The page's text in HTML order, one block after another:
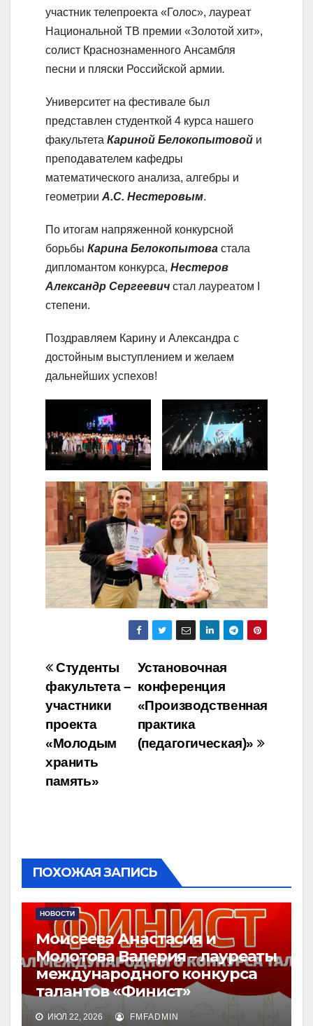
участник телепроекта «Голос», лауреат
Национальной ТВ премии «Золотой хит»,
солист Краснознаменного Ансамбля
песни и пляски Российской армии.
Университет на фестивале был
представлен студенткой 4 курса нашего
факультета Кариной Белокопытовой и
преподавателем кафедры
математического анализа, алгебры и
геометрии А.С. Нестеровым.
По итогам напряженной конкурсной
борьбы Карина Белокопытова стала
дипломантом конкурса, Нестеров
Александр Сергеевич стал лауреатом I
степени.
Поздравляем Карину и Александра с
достойным выступлением и желаем
дальнейших успехов!
Навигация
по
записям
Установочная
конференция
«Производственная
практика
(педагогическая)»
Студенты
факультета –
участники
проекта
«Молодым
хранить
память»
ПОХОЖАЯ ЗАПИСЬ
НОВОСТИ
Моисеева Анастасия и
Молотова Валерия – лауреаты
международного конкурса
талантов «Финист»
ИЮЛ 22, 2026 FMFADMIN